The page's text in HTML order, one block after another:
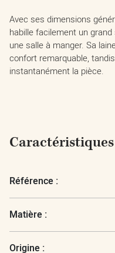
Avec ses dimensions
habille facilement un
une salle à manger. Sa
confort remarquable,
instantanément la pièce.
Caractéristiques
Référence :
Matière :
Origine :